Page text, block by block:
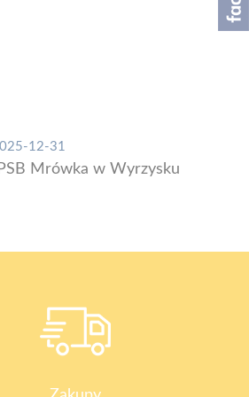
12-31
Mrówka w Wyrzysku